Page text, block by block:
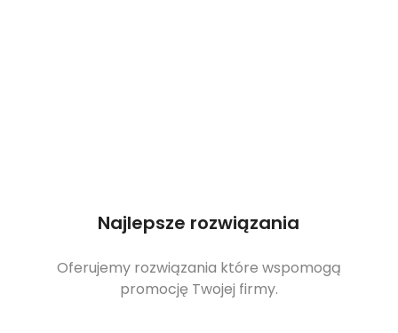
Najlepsze rozwiązania
Oferujemy rozwiązania które wspomogą
promocję Twojej firmy.